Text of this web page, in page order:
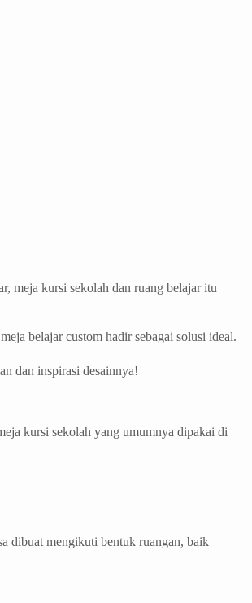
meja kursi sekolah​ dan ruang belajar itu
belajar​ custom hadir sebagai solusi ideal.
dan inspirasi desainnya!
kursi sekolah yang umumnya dipakai di
dibuat mengikuti bentuk ruangan, baik